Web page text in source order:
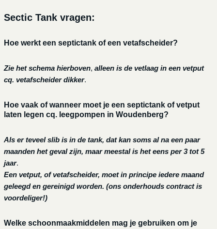
Sectic Tank vragen:
Hoe werkt een septictank of een vetafscheider?
Zie het schema hierboven, alleen is de vetlaag in een vetput
cq. vetafscheider dikker.
Hoe vaak of wanneer moet je een septictank of vetput
laten legen cq. leegpompen in Woudenberg?
Als er teveel slib is in de tank, dat kan soms al na een paar
maanden het geval zijn, maar meestal is het eens per 3 tot 5
jaar.
Een vetput, of vetafscheider, moet in principe iedere maand
geleegd en gereinigd worden. (ons onderhouds contract is
voordeliger!)
Welke schoonmaakmiddelen mag je gebruiken om je